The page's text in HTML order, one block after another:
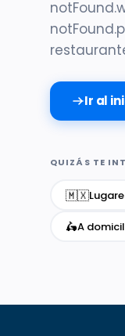
Ir al
QUIZÁS TE
🇲🇽
🛵A